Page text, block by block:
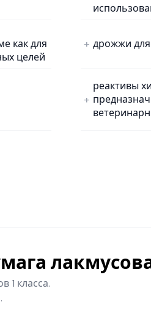
как для
целей
дрожжи
реактивы
1 класса.